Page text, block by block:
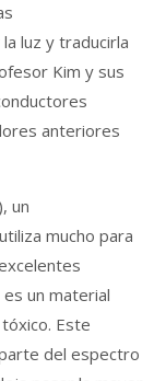
luz y traducirla
Kim y sus
anteriores
un
mucho para
un material
Este
del espectro